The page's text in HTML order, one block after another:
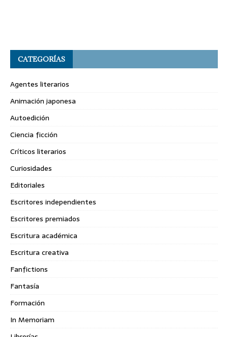
CATEGORÍAS
Agentes literarios
Animación japonesa
Autoedición
Ciencia ficción
Críticos literarios
Curiosidades
Editoriales
Escritores independientes
Escritores premiados
Escritura académica
Escritura creativa
Fanfictions
Fantasía
Formación
In Memoriam